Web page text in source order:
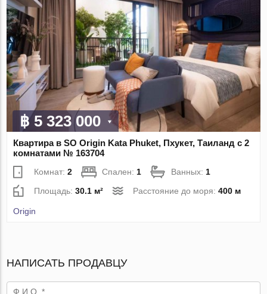
฿ 5 323 000
Квартира в SO Origin Kata Phuket, Пхукет, Таиланд с 2
комнатами № 163704
Комнат:2 Спален: 1 Ванных: 1
Площадь:30.1 м² Расстояние до моря:400 м
Origin
НАПИСАТЬ ПРОДАВЦУ